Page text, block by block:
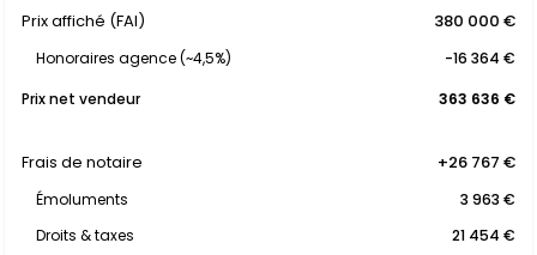
Prix affiché (FAI) 380 000 €
Honoraires agence (~4,5%)
-16 364 €
Prix net vendeur
363 636 €
Frais de notaire +26 767 €
Émoluments
3 963 €
Droits & taxes
21 454 €